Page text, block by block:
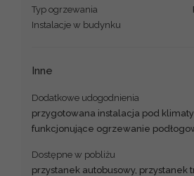
Typ ogrzewania
Instalacje w budynku
Inne
Dodatkowe udogodnienia
przygotowana instalacja pod
funkcjonujące ogrzewanie
Dostępne w pobliżu
przystanek autobusowy, przystanek